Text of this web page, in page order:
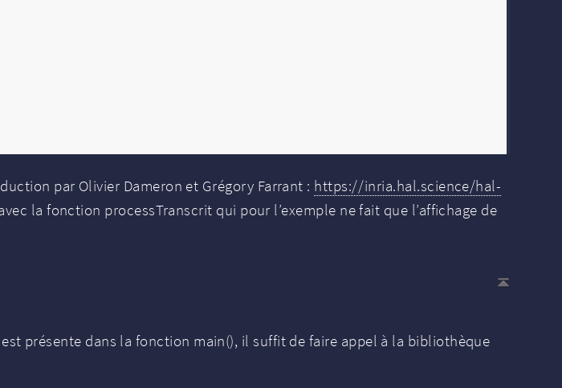
par Olivier Dameron et Grégory Farrant : https://inria.hal.science/hal-
la fonction processTranscrit qui pour l’exemple ne fait que l’affichage de
présente dans la fonction main(), il suffit de faire appel à la bibliothèque